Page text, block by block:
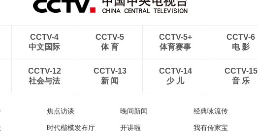
CCTV-4
中文国际
CCTV-5
体 育
CCTV-5+
体育赛事
CCTV-6
电 影
CCTV-12
社会与法
CCTV-13
新 闻
CCTV-14
少 儿
CCTV-15
音 乐
焦点访谈 晚间新闻 经典咏流传
时代楷模发布厅 开讲啦 我有传家宝